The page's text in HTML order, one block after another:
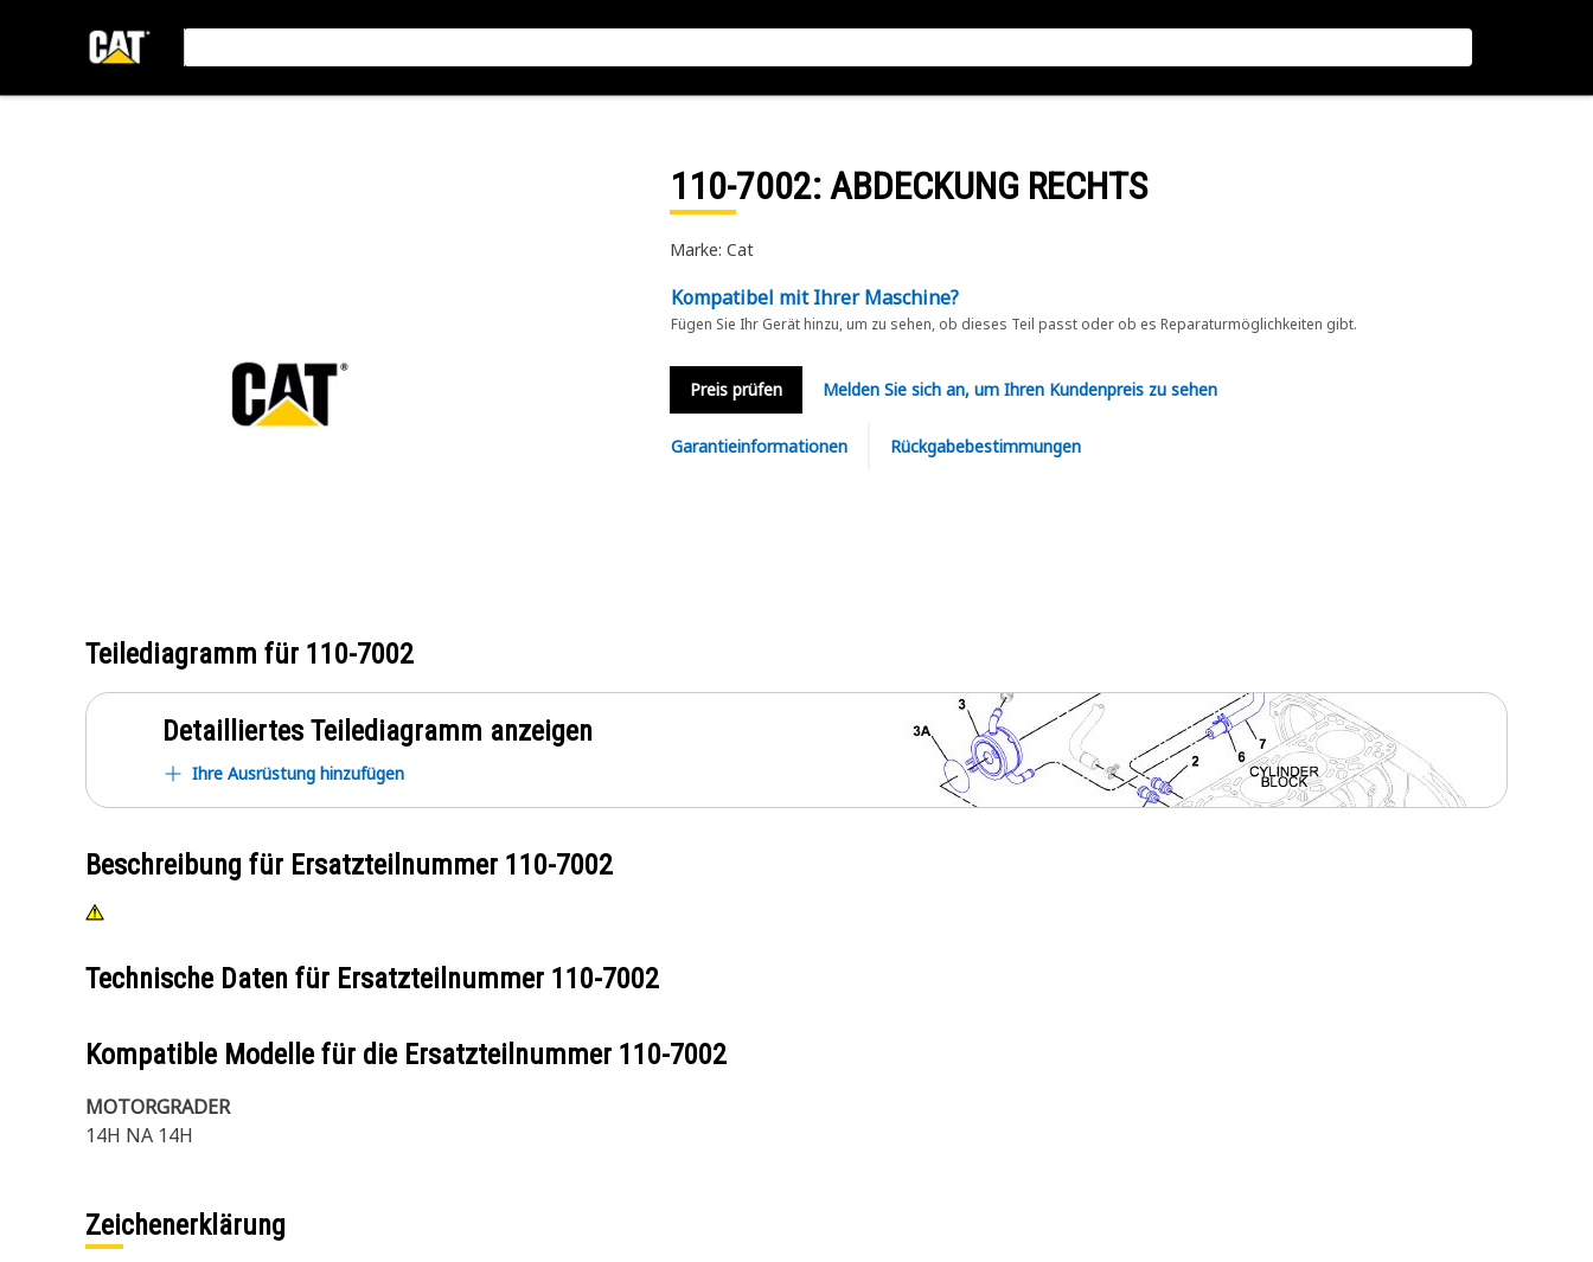
110-7002: ABDECKUNG RECHTS
Marke: Cat
Kompatibel mit Ihrer Maschine?
Fügen Sie Ihr Gerät hinzu, um zu sehen, ob dieses Teil passt oder ob es Reparaturmöglichkeiten gibt.
Preis prüfen Melden Sie sich an, um Ihren Kundenpreis zu sehen
Garantieinformationen Rückgabebestimmungen
Teilediagramm für 110-7002
Detailliertes Teilediagramm anzeigen
Ihre Ausrüstung hinzufügen
Beschreibung für Ersatzteilnummer 110-7002
Technische Daten für Ersatzteilnummer 110-7002
Kompatible Modelle für die Ersatzteilnummer 110-7002
MOTORGRADER
14H NA 14H
Zeichenerklärung